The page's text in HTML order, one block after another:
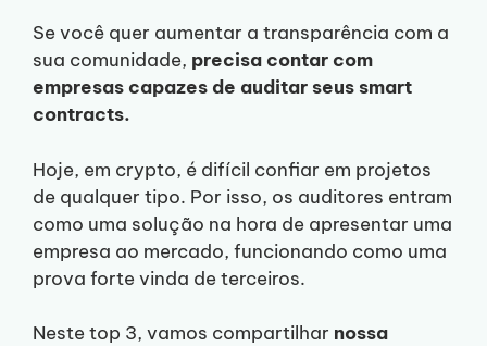
Se você quer aumentar a transparência com a
sua comunidade, precisa contar com
empresas capazes de auditar seus smart
contracts.
Hoje, em crypto, é difícil confiar em projetos
de qualquer tipo. Por isso, os auditores entram
como uma solução na hora de apresentar uma
empresa ao mercado, funcionando como uma
prova forte vinda de terceiros.
Neste top 3, vamos compartilhar nossa